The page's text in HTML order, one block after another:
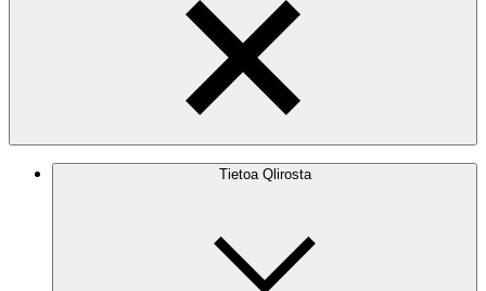
Tietoa Qlirosta